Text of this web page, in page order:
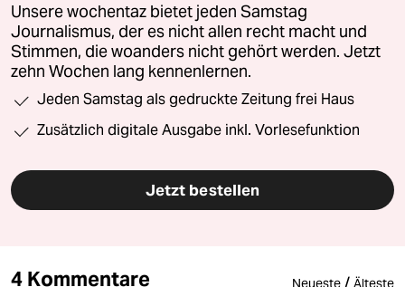
Unsere wochentaz bietet jeden Samstag
Journalismus, der es nicht allen recht macht und
Stimmen, die woanders nicht gehört werden. Jetzt
zehn Wochen lang kennenlernen.
Jeden Samstag als gedruckte Zeitung frei Haus
Zusätzlich digitale Ausgabe inkl. Vorlesefunktion
Jetzt bestellen
4 Kommentare Neueste / Älteste